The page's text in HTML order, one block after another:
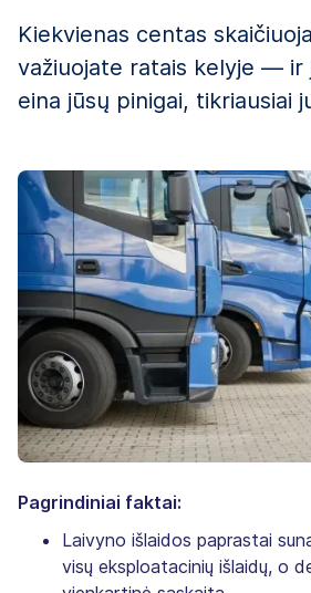
Kiekvienas centas
važiuojate ratais kelyje — ir
eina jūsų pinigai, tikriausiai
Pagrindiniai faktai:
Laivyno išlaidos paprastai
visų eksploatacinių išlaidų, o